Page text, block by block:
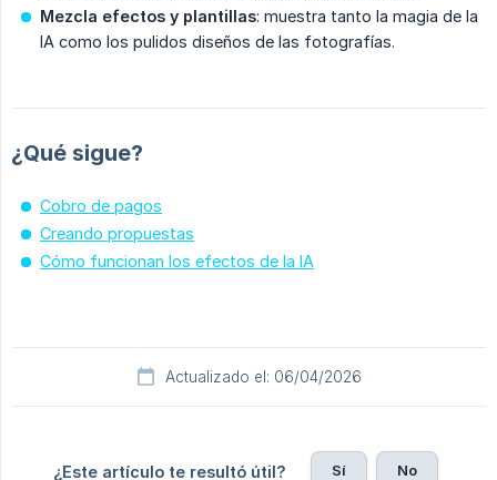
Mezcla efectos y plantillas: muestra tanto la magia de la
IA como los pulidos diseños de las fotografías.
¿Qué sigue?
Cobro de pagos
Creando propuestas
Cómo funcionan los efectos de la IA
Actualizado el: 06/04/2026
¿Este artículo te resultó útil? Sí No